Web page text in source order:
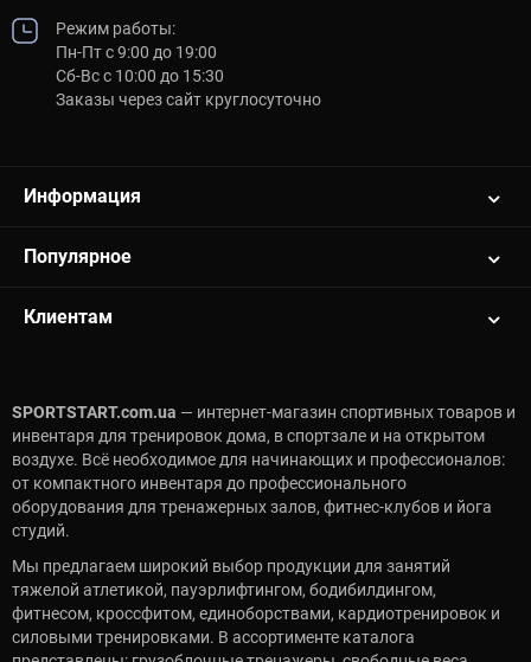
Режим работы:
Пн-Пт с 9:00 до 19:00
Сб-Вс с 10:00 до 15:30
Заказы через сайт круглосуточно
Информация
Популярное
Клиентам
SPORTSTART.com.ua — интернет-магазин спортивных товаров и
инвентаря для тренировок дома, в спортзале и на открытом
воздухе. Всё необходимое для начинающих и профессионалов:
от компактного инвентаря до профессионального
оборудования для тренажерных залов, фитнес-клубов и йога
студий.
Мы предлагаем широкий выбор продукции для занятий
тяжелой атлетикой, пауэрлифтингом, бодибилдингом,
фитнесом, кроссфитом, единоборствами, кардиотренировок и
силовыми тренировками. В ассортименте каталога